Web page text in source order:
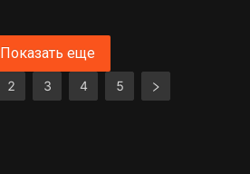
Показать еще
2 3 4 5